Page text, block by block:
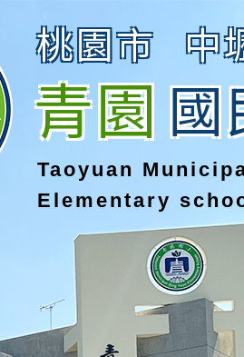
桃園市 中
青園國
Taoyuan
Elementary